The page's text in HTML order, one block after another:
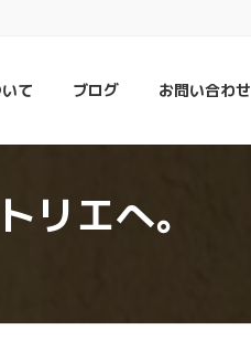
て ブログ お問い合わせ
リエへ。